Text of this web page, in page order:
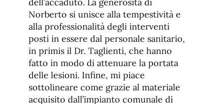
dell’accaduto. La generosità di
Norberto si unisce alla tempestività e
alla professionalità degli interventi
posti in essere dal personale sanitario,
in primis il Dr. Taglienti, che hanno
fatto in modo di attenuare la portata
delle lesioni. Infine, mi piace
sottolineare come grazie al materiale
acquisito dall’impianto comunale di